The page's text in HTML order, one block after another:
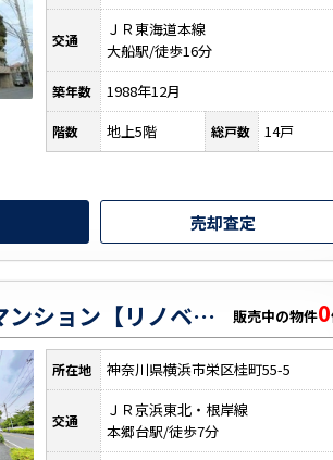
交通
ＪＲ東海道本線
大船駅/徒歩16分
築年数 1988年12月
階数 地上5階 総戸数 14戸
売却査定
本郷台ヒミコマンション【リノベ・本郷台駅7分・角住戸】 販売中の物件0
所在地 神奈川県横浜市栄区桂町55-5
交通
ＪＲ京浜東北・根岸線
本郷台駅/徒歩7分